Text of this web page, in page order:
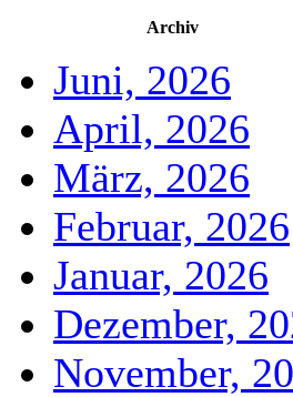
Archiv
Juni, 2026
April, 2026
März, 2026
Februar, 2026
Januar, 2026
Dezember,
November,